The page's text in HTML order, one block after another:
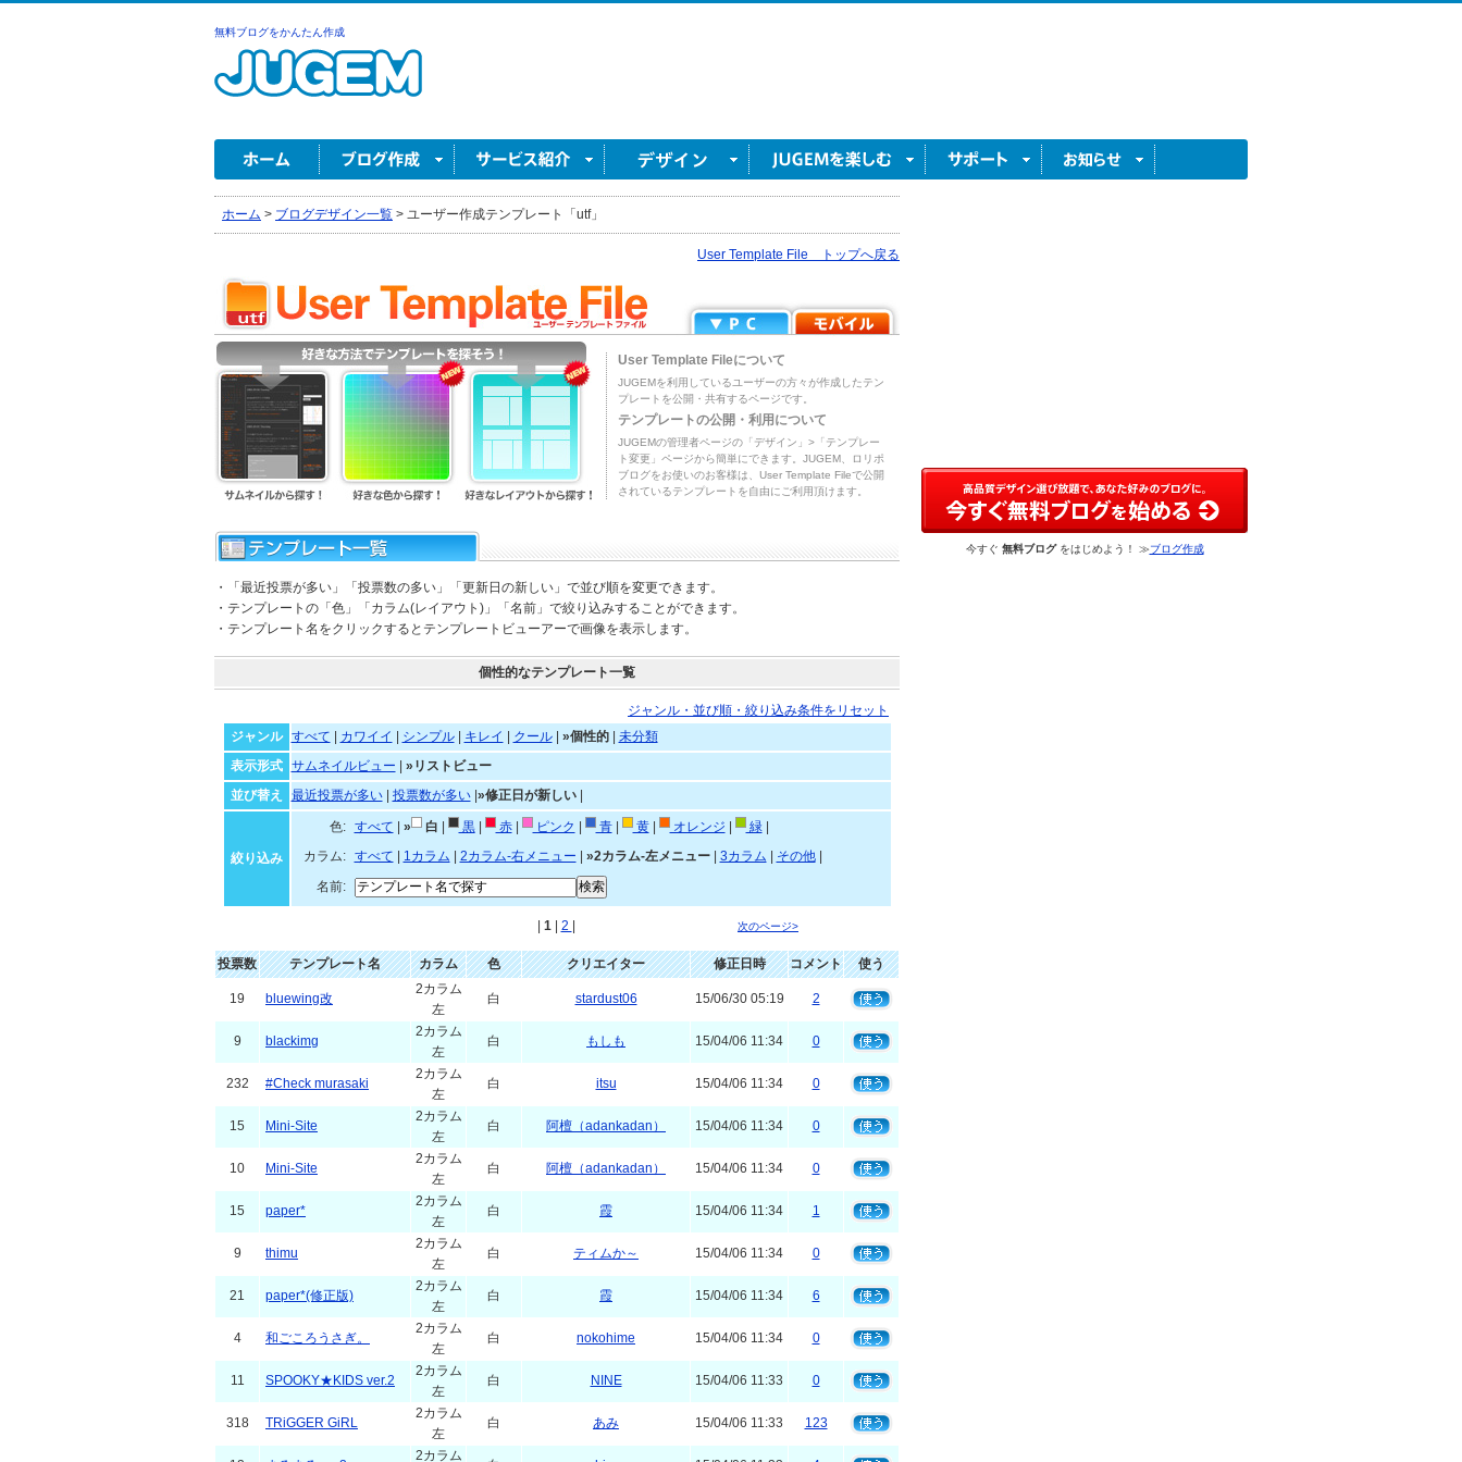
無料ブログをかんたん作成
ホーム > ブログデザイン一覧 > ユーザー作成テンプレート「utf」
User Template File トップへ戻る
User Template Fileについて
JUGEMを利用しているユーザーの方々が作成したテン
プレートを公開・共有するページです。
テンプレートの公開・利用について
JUGEMの管理者ページの「デザイン」>「テンプレー
ト変更」ページから簡単にできます。JUGEM、ロリポ
ブログをお使いのお客様は、User Template Fileで公開
されているテンプレートを自由にご利用頂けます。
・「最近投票が多い」「投票数の多い」「更新日の新しい」で並び順を変更できます。
・テンプレートの「色」「カラム(レイアウト)」「名前」で絞り込みすることができます。
・テンプレート名をクリックするとテンプレートビューアーで画像を表示します。
個性的なテンプレート一覧
ジャンル・並び順・絞り込み条件をリセット
ジャンル
すべて カワイイ シンプル| キレイ クール| »個性的| 未分類
表示形式
サムネイルビュー
»リストビュー
並び替え
最近投票が多い| 投票数が多い| »修正日が新しい|
絞り込み
色: すべて » 白 黒| 赤| ピンク 青| 黄| オレンジ 緑|
カラム:
すべて 1カラム 2カラム-右メニュー »2カラム-左メニュー| 3カラム その他|
名前:
1 2 次のページ>
投票数 テンプレート名 カラム 色 クリエイター 修正日時 コメント 使う
19 bluewing改
2カラム
左
白 stardust06 15/06/30 05:19 2
9 blackimg
2カラム
左
白 もしも 15/04/06 11:34 0
232 #Check murasaki
2カラム
左
白 itsu 15/04/06 11:34 0
15 Mini-Site
2カラム
左
白 阿檀（adankadan） 15/04/06 11:34 0
10 Mini-Site
2カラム
左
白 阿檀（adankadan） 15/04/06 11:34 0
15 paper*
2カラム
左
白 霞 15/04/06 11:34 1
9 thimu
2カラム
左
白 ティムか～ 15/04/06 11:34 0
21 paper*(修正版)
2カラム
左
白 霞 15/04/06 11:34 6
4 和ごころうさぎ。
2カラム
左
白 nokohime 15/04/06 11:34 0
11 SPOOKY★KIDS ver.2
2カラム
左
白 NINE 15/04/06 11:33 0
318 TRiGGER GiRL
2カラム
左
白 あみ 15/04/06 11:33 123
2カラム
今すぐ 無料ブログをはじめよう！ ≫ブログ作成